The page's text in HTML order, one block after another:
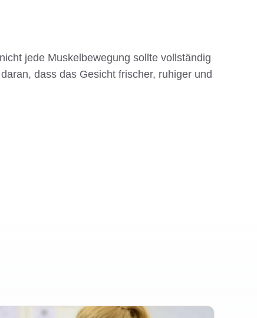
jede Muskelbewegung sollte vollständig
dass das Gesicht frischer, ruhiger und